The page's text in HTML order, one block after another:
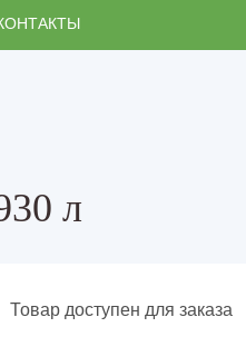
л
Товар доступен для заказа